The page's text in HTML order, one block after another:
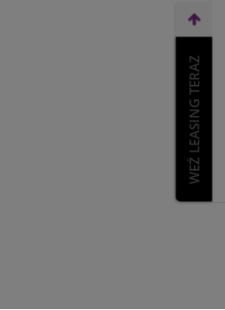
WEŹ LEASING TERAZ